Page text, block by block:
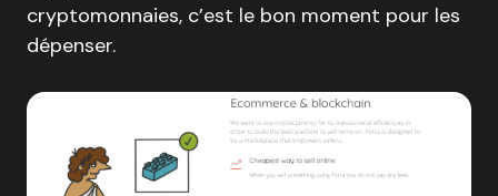
cryptomonnaies, c’est le bon moment pour les
dépenser.